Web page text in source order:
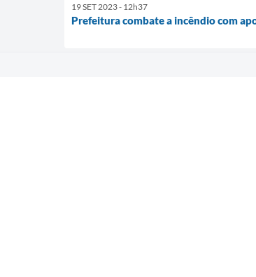
19 SET 2023 - 12h37
Prefeitura combate a incêndio com